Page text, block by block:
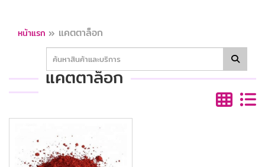
หน้าแรก » แคตตาล็อก
แคตตาล็อก